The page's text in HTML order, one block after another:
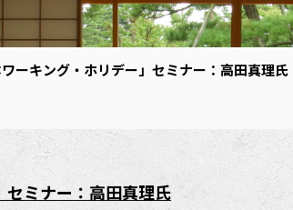
ワーキング・ホリデー」セミナー：高田真理氏
セミナー：高田真理氏